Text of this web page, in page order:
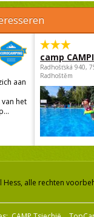
aan
het
camp
Radhošťská 940,
Radhoštěm
Hess, alle rechten